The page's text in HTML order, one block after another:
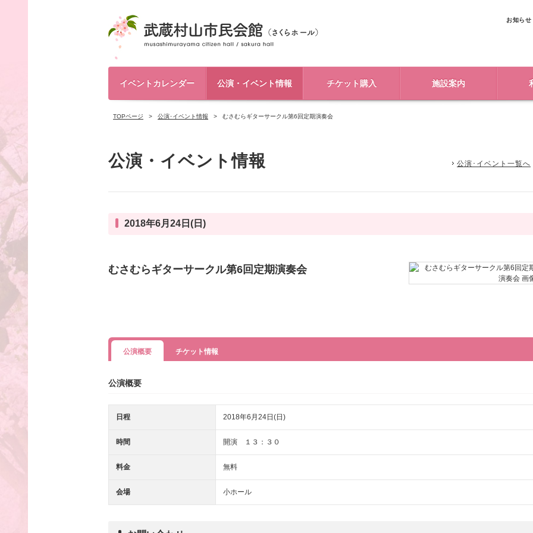
お知らせ
イベントカレンダー 公演・イベント情報 チケット購入 施設案内
TOPページ 公演･イベント情報 むさむらギターサークル第6回定期演奏会
公演・イベント情報 公演･イベント一覧へ
2018年6月24日(日)
むさむらギターサークル第6回定期演奏会
公演概要 チケット情報
公演概要
日程 2018年6月24日(日)
時間 開演 １３：３０
料金 無料
会場 小ホール